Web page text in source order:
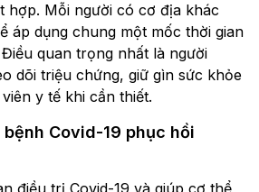
hợp. Mỗi người có cơ địa khác
áp dụng chung một mốc thời gian
quan trọng nhất là người
dõi triệu chứng, giữ gìn sức khỏe
y tế khi cần thiết.
Covid-19 phục hồi